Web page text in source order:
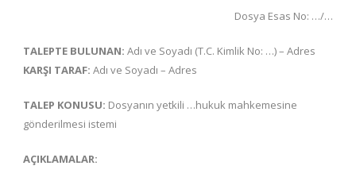
Dosya Esas No: …/…
TALEPTE BULUNAN: Adı ve Soyadı (T.C. Kimlik No: …) – Adres
KARŞI TARAF: Adı ve Soyadı – Adres
TALEP KONUSU: Dosyanın yetkili …hukuk mahkemesine
gönderilmesi istemi
AÇIKLAMALAR: